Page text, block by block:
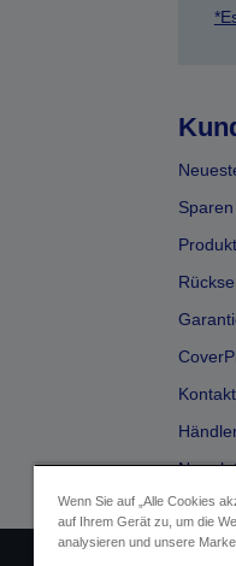
Kontakt
Wenn Sie auf „Alle Cookies
auf Ihrem Gerät zu, um die
analysieren und unsere